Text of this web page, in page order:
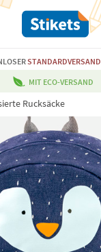
STANDARDVERSAND
MIT ECO-VERSAND
Rucksäcke